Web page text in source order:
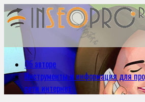
Об авторе
Инструменты и информация для
сети интернет